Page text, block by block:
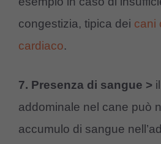
congestizia, tipica dei cani
cardiaco.
7. Presenza di sangue >
addominale nel cane può
accumulo di sangue